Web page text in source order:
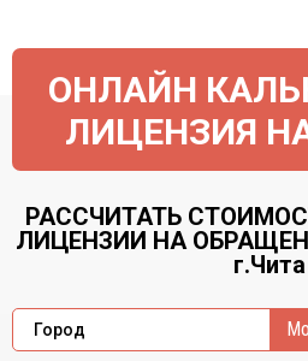
ОНЛАЙН
ЛИЦЕНЗИЯ
РАССЧИТАТЬ
ЛИЦЕНЗИИ НА
г.Чита
Город